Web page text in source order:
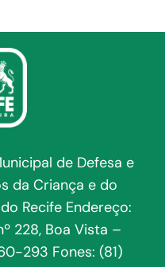
de Defesa e
da Criança e do
Recife Endereço:
228, Boa Vista –
293 Fones: (81)